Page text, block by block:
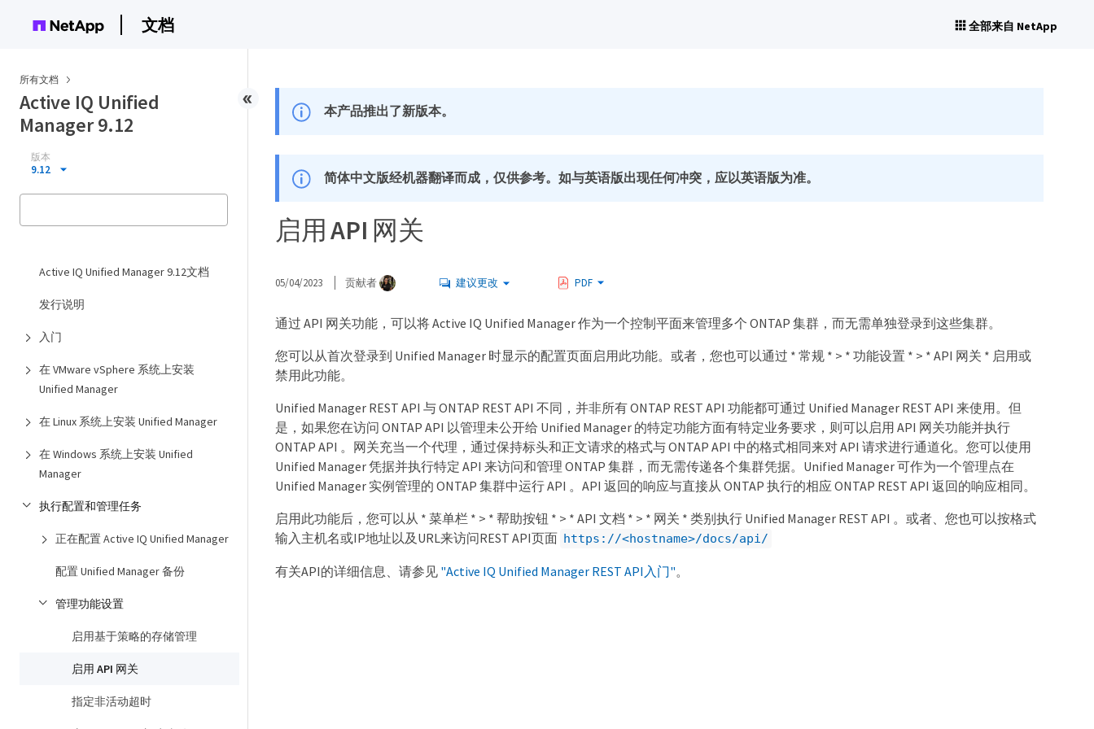
文档 全部来自 NetApp
所有文档
Active IQ Unified
Manager 9.12
版本
9.12
Active IQ Unified Manager 9.12文档
发行说明
入门
在 VMware vSphere 系统上安装
Unified Manager
在 Linux 系统上安装 Unified Manager
在 Windows 系统上安装 Unified
Manager
执行配置和管理任务
正在配置 Active IQ Unified Manager
配置 Unified Manager 备份
管理功能设置
启用基于策略的存储管理
启用 API 网关
指定非活动超时
本产品推出了新版本。
简体中文版经机器翻译而成，仅供参考。如与英语版出现任何冲突，应以英语版为准。
启用 API 网关
05/04/2023 贡献者 建议更改 PDF
通过 API 网关功能，可以将 Active IQ Unified Manager 作为一个控制平面来管理多个 ONTAP 集群，而无需单独登录到这些集群。
您可以从首次登录到 Unified Manager 时显示的配置页面启用此功能。或者，您也可以通过 * 常规 * > * 功能设置 * > * API 网关 * 启用或
禁用此功能。
Unified Manager REST API 与 ONTAP REST API 不同，并非所有 ONTAP REST API 功能都可通过 Unified Manager REST API 来使用。但
是，如果您在访问 ONTAP API 以管理未公开给 Unified Manager 的特定功能方面有特定业务要求，则可以启用 API 网关功能并执行
ONTAP API 。网关充当一个代理，通过保持标头和正文请求的格式与 ONTAP API 中的格式相同来对 API 请求进行通道化。您可以使用
Unified Manager 凭据并执行特定 API 来访问和管理 ONTAP 集群，而无需传递各个集群凭据。Unified Manager 可作为一个管理点在
Unified Manager 实例管理的 ONTAP 集群中运行 API 。API 返回的响应与直接从 ONTAP 执行的相应 ONTAP REST API 返回的响应相同。
启用此功能后，您可以从 * 菜单栏 * > * 帮助按钮 * > * API 文档 * > * 网关 * 类别执行 Unified Manager REST API 。或者、您也可以按格式
输入主机名或IP地址以及URL来访问REST API页面 https://<hostname>/docs/api/
有关API的详细信息、请参见 "Active IQ Unified Manager REST API入门"。